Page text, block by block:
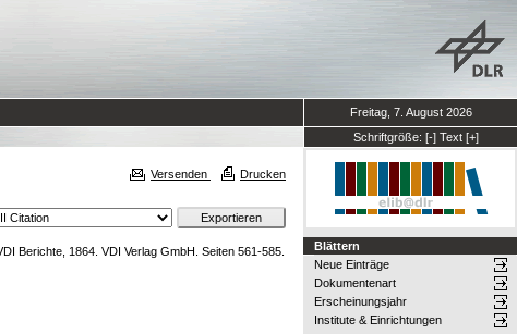
Freitag, 7. August 2026
Schriftgröße: [-] Text [+]
Versenden Drucken
Berichte, 1864. VDI Verlag GmbH. Seiten 561-585.
Blättern
Neue Einträge
Dokumentenart
Erscheinungsjahr
Institute & Einrichtungen